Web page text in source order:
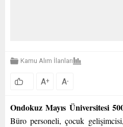
Kamu Alım İlanları
A+ A-
Ondokuz Mayıs Üniversitesi
Büro personeli, çocuk